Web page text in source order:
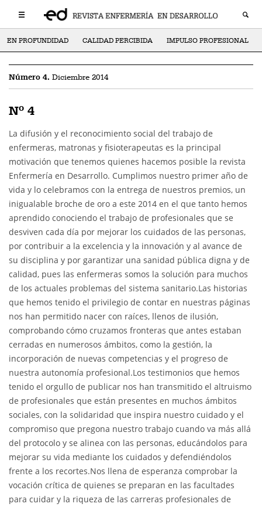
EN PROFUNDIDAD CALIDAD PERCIBIDA IMPULSO PROFESIONAL
Número 4. Diciembre 2014
Nº 4
La difusión y el reconocimiento social del trabajo de
enfermeras, matronas y fisioterapeutas es la principal
motivación que tenemos quienes hacemos posible la revista
Enfermería en Desarrollo. Cumplimos nuestro primer año de
vida y lo celebramos con la entrega de nuestros premios, un
inigualable broche de oro a este 2014 en el que tanto hemos
aprendido conociendo el trabajo de profesionales que se
desviven cada día por mejorar los cuidados de las personas,
por contribuir a la excelencia y la innovación y al avance de
su disciplina y por garantizar una sanidad pública digna y de
calidad, pues las enfermeras somos la solución para muchos
de los actuales problemas del sistema sanitario.Las historias
que hemos tenido el privilegio de contar en nuestras páginas
nos han permitido nacer con raíces, llenos de ilusión,
comprobando cómo cruzamos fronteras que antes estaban
cerradas en numerosos ámbitos, como la gestión, la
incorporación de nuevas competencias y el progreso de
nuestra autonomía profesional.Los testimonios que hemos
tenido el orgullo de publicar nos han transmitido el altruismo
de profesionales que están presentes en muchos ámbitos
sociales, con la solidaridad que inspira nuestro cuidado y el
compromiso que pregona nuestro trabajo cuando va más allá
del protocolo y se alinea con las personas, educándolos para
mejorar su vida mediante los cuidados y defendiéndolos
frente a los recortes.Nos llena de esperanza comprobar la
vocación crítica de quienes se preparan en las facultades
para cuidar y la riqueza de las carreras profesionales de